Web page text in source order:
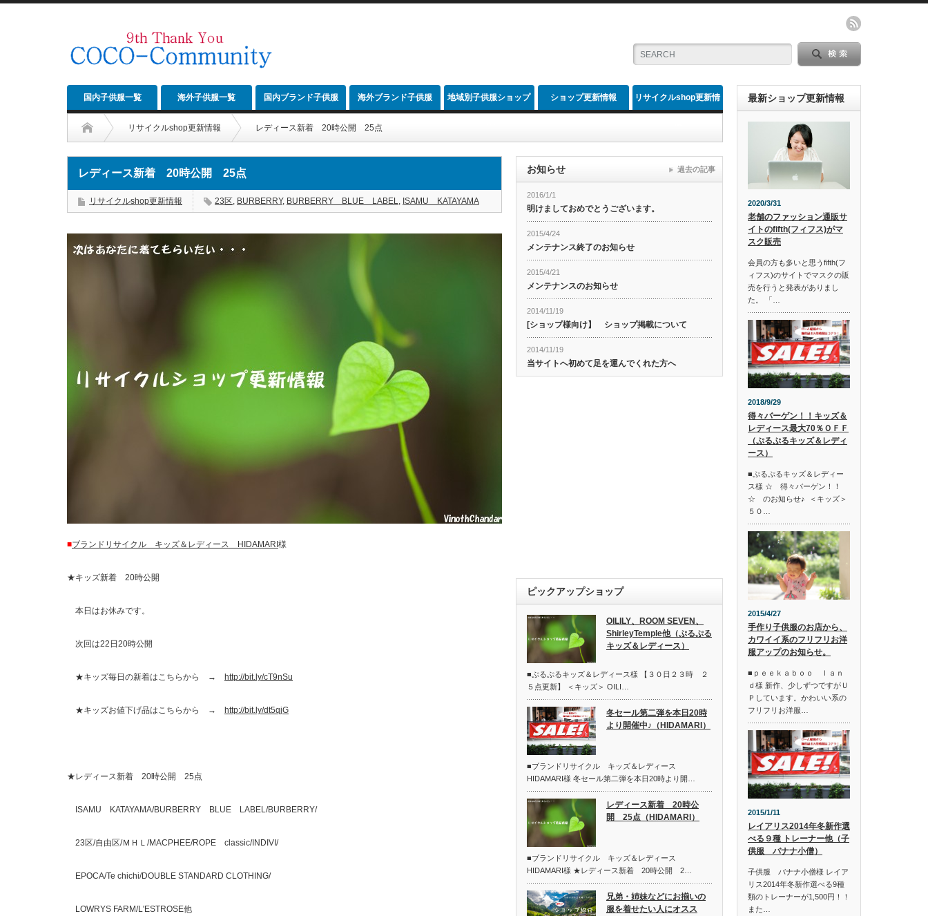
国内子供服一覧 海外子供服一覧 国内ブランド子供服 海外ブランド子供服 地域別子供服ショップ ショップ更新情報 リサイクルshop更新情
リサイクルshop更新情報 レディース新着 20時公開 25点
レディース新着 20時公開 25点
リサイクルshop更新情報 23区, BURBERRY, BURBERRY BLUE LABEL, ISAMU KATAYAMA
■ブランドリサイクル キッズ＆レディース HIDAMARI 様
★キッズ新着 20時公開
本日はお休みです。
次回は22日20時公開
★キッズ毎日の新着はこちらから → http://bit.ly/cT9nSu
★キッズお値下げ品はこちらから → http://bit.ly/dt5qjG
★レディース新着 20時公開 25点
ISAMU KATAYAMA/BURBERRY BLUE LABEL/BURBERRY/
23区/自由区/ＭＨＬ/MACPHEE/ROPE classic/INDIVI/
EPOCA/Te chichi/DOUBLE STANDARD CLOTHING/
LOWRYS FARM/L'ESTROSE他
お知らせ
2016/1/1
明けましておめでとうございます。
2015/4/24
メンテナンス終了のお知らせ
2015/4/21
メンテナンスのお知らせ
2014/11/19
[ショップ様向け】 ショップ掲載について
2014/11/19
当サイトへ初めて足を運んでくれた方へ
過去の記事
ピックアップショップ
OILILY、ROOM SEVEN、
ShirleyTemple他（ぷるぷる
キッズ＆レディース）
■ぷるぷるキッズ＆レディース様 【３０日２３時 ２
５点更新】 ＜キッズ＞ OILI…
冬セール第二弾を本日20時
より開催中♪（HIDAMARI）
■ブランドリサイクル キッズ＆レディース
HIDAMARI様 冬セール第二弾を本日20時より開…
レディース新着 20時公
開 25点（HIDAMARI）
■ブランドリサイクル キッズ＆レディース
HIDAMARI様 ★レディース新着 20時公開 2…
兄弟・姉妹などにお揃いの
服を着せたい人にオスス
最新ショップ更新情報
2020/3/31
老舗のファッション通販サ
イトのfifth(フィフス)がマ
スク販売
会員の方も多いと思うfifth(フ
ィフス)のサイトでマスクの販
売を行うと発表がありまし
た。 「…
2018/9/29
得々バーゲン！！キッズ＆
レディース最大70％ＯＦＦ
（ぷるぷるキッズ＆レディ
ース）
■ぷるぷるキッズ＆レディー
ス様 ☆ 得々バーゲン！！
☆ のお知らせ♪ ＜キッズ＞
５０…
2015/4/27
手作り子供服のお店から、
カワイイ系のフリフリお洋
服アップのお知らせ。
■ｐｅｅｋａｂｏｏ ｌａｎ
ｄ様 新作、少しずつですがＵ
Ｐしています。かわいい系の
フリフリお洋服…
2015/1/11
レイアリス2014年冬新作選
べる９種 トレーナー他（子
供服 バナナ小僧）
子供服 バナナ小僧様 レイア
リス2014年冬新作選べる9種
類のトレーナーが1,500円！！
また…